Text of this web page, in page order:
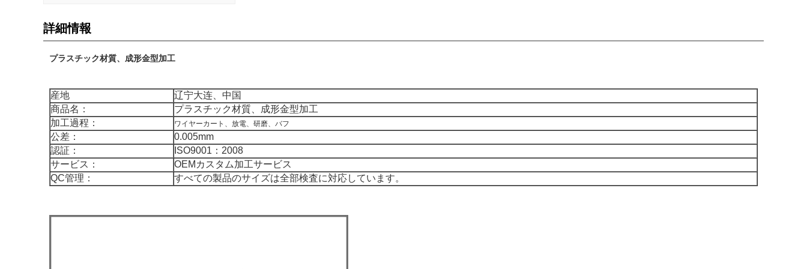
詳細情報
プラスチック材質、成形金型加工
産地
辽宁大连、中国
商品名：
プラスチック材質、成形金型加工
加工過程：
ワイヤーカート、放電、研磨、バフ
公差：
0.005mm
認証：
ISO9001：2008
サービス：
OEMカスタム加工サービス
QC管理：
すべての製品のサイズは全部検査に対応しています。